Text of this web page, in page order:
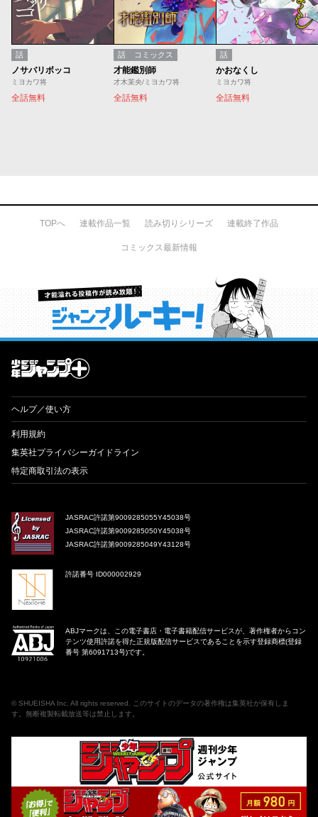
話
ノサバリボッコ
ミヨカワ将
全話無料
話 コミックス
才能鑑別師
才木茉央/ミヨカワ将
全話無料
話
かおなくし
ミヨカワ将
全話無料
TOPへ 連載作品一覧 読み切りシリーズ 連載終了作品
コミックス最新情報
才能溢れる投稿作が読み放題！ ジャンプルーキー！
ヘルプ／使い方
利用規約
集英社プライバシーガイドライン
特定商取引法の表示
JASRAC許諾第9009285055Y45038号
JASRAC許諾第9009285050Y45038号
JASRAC許諾第9009285049Y43128号
許諾番号 ID000002929
ABJマークは、この電子書店・電子書籍配信サービスが、著作権者からコン
テンツ使用許諾を得た正規版配信サービスであることを示す登録商標(登録
番号 第6091713号)です。
© SHUEISHA Inc . All rights reserved. このサイトのデータの著作権は集英社が保有しま
す。無断複製転載放送等は禁止します。